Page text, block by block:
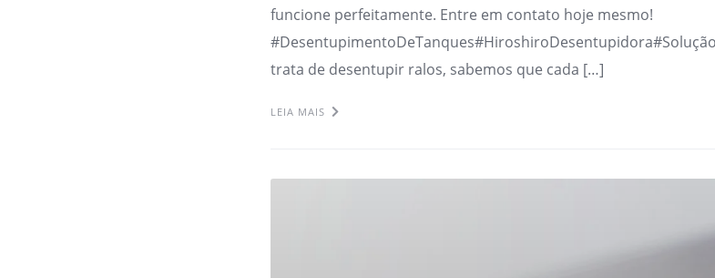
funcione perfeitamente. Entre em contato hoje mesmo!
trata de desentupir ralos, sabemos que cada […]
LEIA MAIS